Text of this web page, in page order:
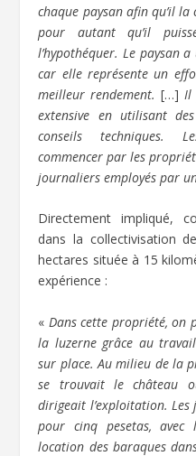
chaque paysan afin qu’il la
pour autant qu’il
l’hypothéquer. Le paysan
car elle représente un
meilleur rendement.[…] Il
extensive en utilisant
conseils techniques.
commencer par les
journaliers employés par
Directement impliqué,
dans la collectivisation
hectares située à 15
expérience :
« Dans cette propriété,
la luzerne grâce au
sur place. Au milieu de la
se trouvait le château
dirigeait l’exploitation.
pour cinq pesetas,
location des baraques